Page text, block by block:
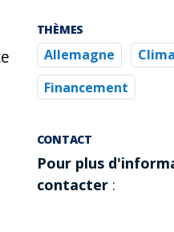
THÈMES
Allemagne
Financement
CONTACT
Pour plus
contacter: